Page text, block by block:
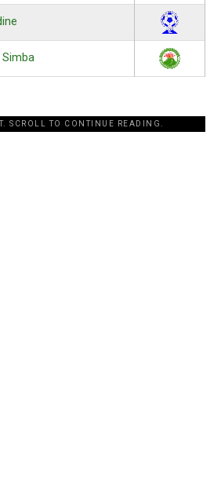
SCROLL TO CONTINUE READING.